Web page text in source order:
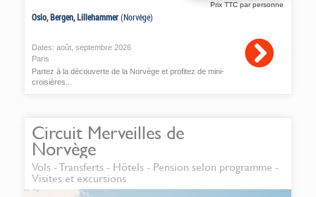
Prix TTC par personne
Oslo, Bergen, Lillehammer(Norvège)
Dates: août septembre 2026
Paris
Partez à la découverte de la Norvège et profitez de mini-
croisières...
Circuit Merveilles de
Norvège
Vols - Transferts - Hôtels - Pension selon programme -
Visites et excursions